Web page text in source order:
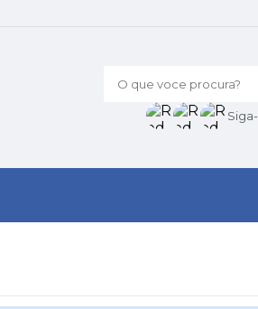
O que voce procura?